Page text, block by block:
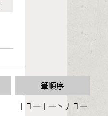
筆順序
丨㇕一丨一丶丿㇕一